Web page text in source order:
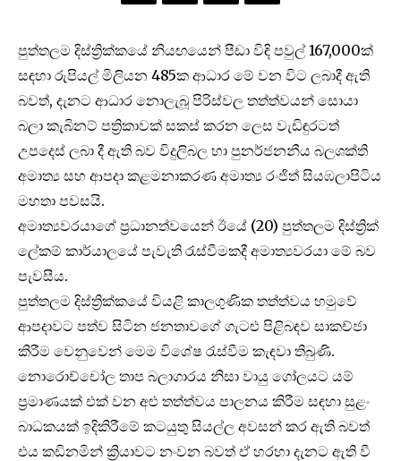
පුත්තලම දිස්ත්‍රික්කයේ නියඟයෙන් පීඩා විඳි පවුල් 167,000ක්
සඳහා රුපියල් මිලියන 485ක ආධාර මේ වන විට ලබාදී ඇති
බවත්, දැනට ආධාර නොලැබූ පිරිස්වල තත්ත්වයන් සොයා
බලා කැබිනට් පත්‍රිකාවක් සකස් කරන ලෙස වැඩිඳුරටත්
උපදෙස් ලබා දී ඇති බව විදුලිබල හා පුනර්ජනනීය බලශක්ති
අමාත්‍ය සහ ආපදා කළමනාකරණ අමාත්‍ය රංජිත් සියඹලාපිටිය
මහතා පවසයි.
අමාත්‍යවරයාගේ ප්‍රධානත්වයෙන් ඊයේ (20) පුත්තලම දිස්ත්‍රික්
ලේකම් කාර්යාලයේ පැවැති රැස්වීමකදී අමාත්‍යවරයා මේ බව
පැවසීය.
පුත්තලම දිස්ත්‍රික්කයේ වියළි කාලගුණික තත්ත්වය හමුවේ
ආපදාවට පත්ව සිටින ජනතාවගේ ගැටළු පිළිබඳව සාකච්ජා
කිරීම වෙනුවෙන් මෙම විශේෂ රැස්වීම කැඳවා තිබුණි.
නොරොච්චෝල තාප බලාගාරය නිසා වායු ගෝලයට යම්
ප්‍රමාණයක් එක් වන අළු තත්ත්වය පාලනය කිරීම සඳහා සුළං
බාධකයක් ඉදිකිරීමේ කටයුතු සියල්ල අවසන් කර ඇති බවත්
එය කඩිනමින් ක්‍රියාවට නංවන බවත් ඒ හරහා දැනට ඇති වී